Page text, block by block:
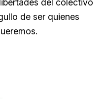
del colectivo
de ser quienes